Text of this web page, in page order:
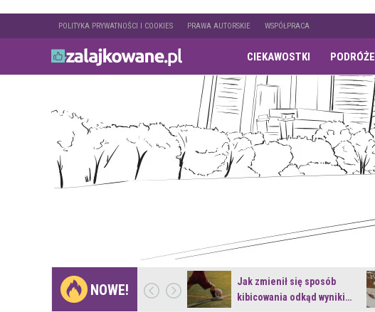
POLITYKA PRYWATNOŚCI I COOKIES PRAWA AUTORSKIE WSPÓŁPRACA
CIEKAWOSTKI PODRÓŻE
NOWE!
Gdzie pojechać na
weekend z naturą w…
Jak zmienił się sposób
kibicowania odkąd wyniki…